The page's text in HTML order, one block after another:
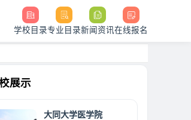
学校目录专业目录新闻资讯在线报名
展示
大同大学医学院